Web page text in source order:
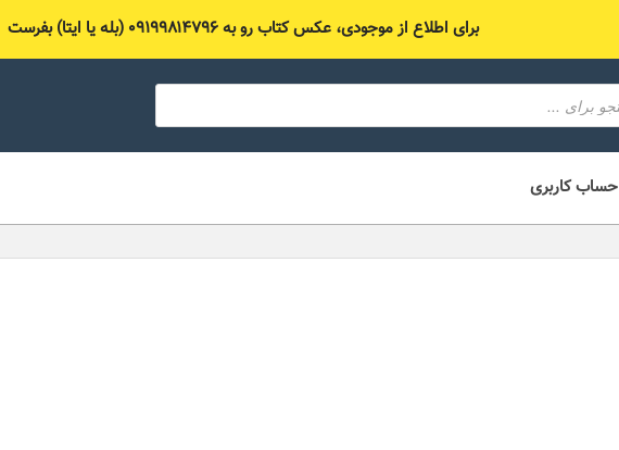
برای اطلاع از موجودی، عکس کتاب رو به ۰۹۱۹۹۸۱۴۷۹۶ (بله یا ایتا) بفرست
حساب کاربری